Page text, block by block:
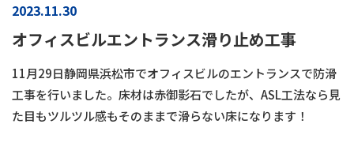
2023.11.30
オフィスビルエントランス滑り止め工事
11月29日静岡県浜松市でオフィスビルのエントランスで防滑
工事を行いました。床材は赤御影石でしたが、ASL工法なら見
た目もツルツル感もそのままで滑らない床になります！